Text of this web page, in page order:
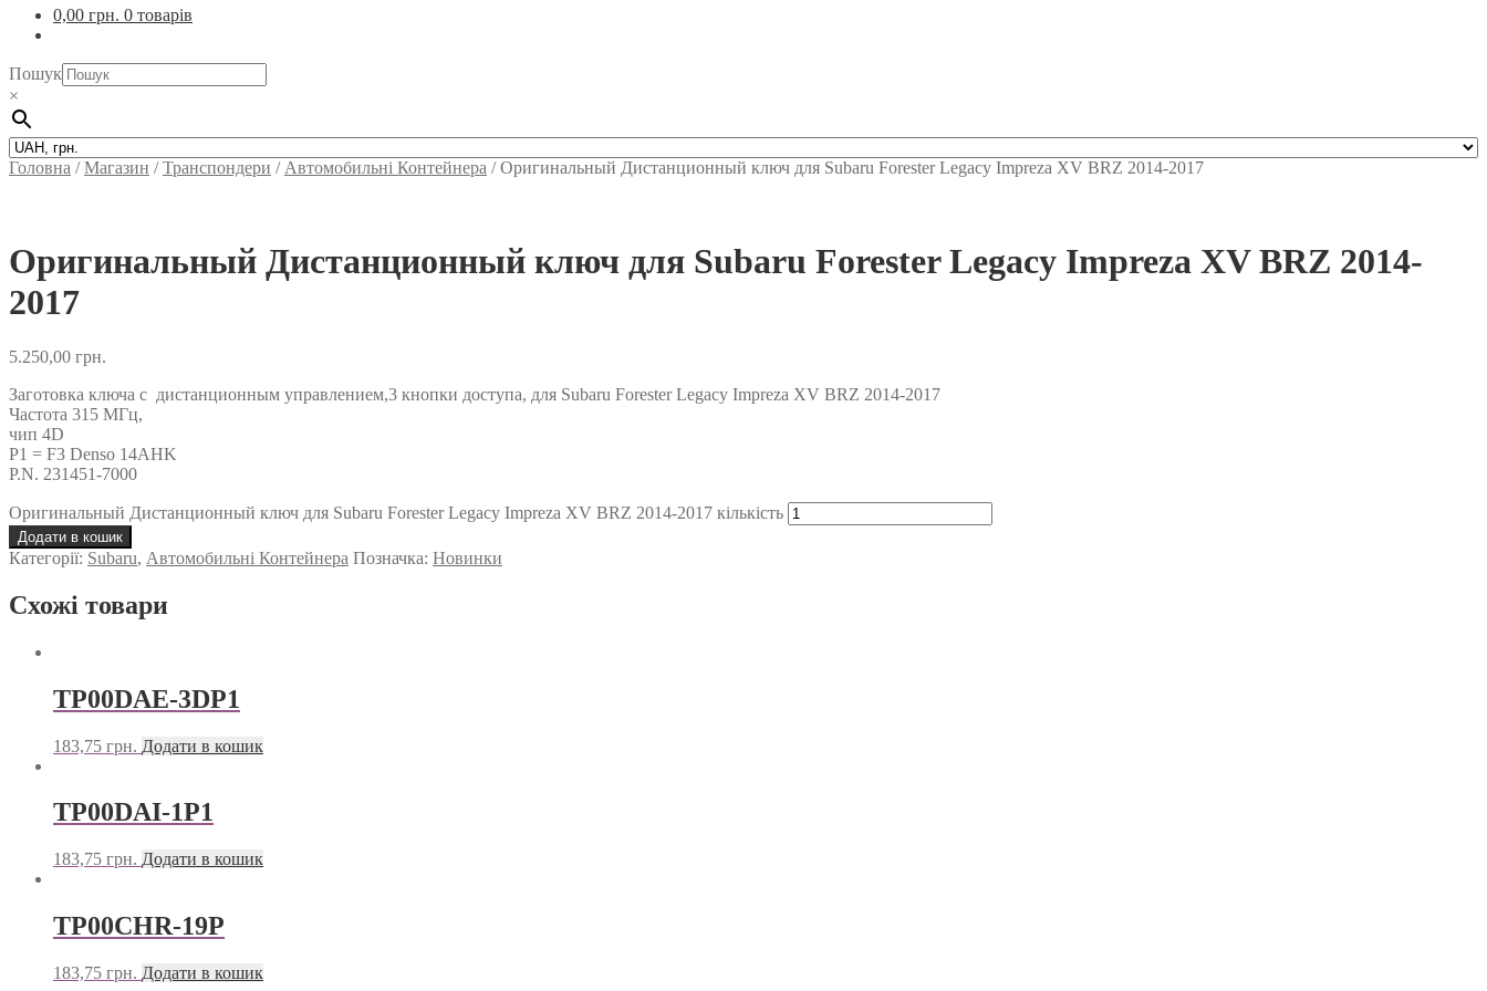
0,00 грн. 0 товарів
Пошук
×
Головна /Магазин /Транспондери / Автомобильні Контейнера /Оригинальный Дистанционный ключ для Subaru Forester Legacy Impreza XV BRZ 2014-2017
Оригинальный Дистанционный ключ для Subaru Forester Legacy Impreza XV BRZ 2014-
2017
5.250,00 грн.
Заготовка ключа с дистанционным управлением,3 кнопки доступа, для Subaru Forester Legacy Impreza XV BRZ 2014-2017
Частота 315 МГц,
чип 4D
P1 = F3 Denso 14AHK
P.N. 231451-7000
Оригинальный Дистанционный ключ для Subaru Forester Legacy Impreza XV BRZ 2014-2017 кількість
Додати в кошик
Категорії: Subaru, Автомобильні Контейнера Позначка: Новинки
Схожі товари
TP00DAE-3DP1
183,75 грн. Додати в кошик
TP00DAI-1P1
183,75 грн. Додати в кошик
TP00CHR-19P
183,75 грн. Додати в кошик